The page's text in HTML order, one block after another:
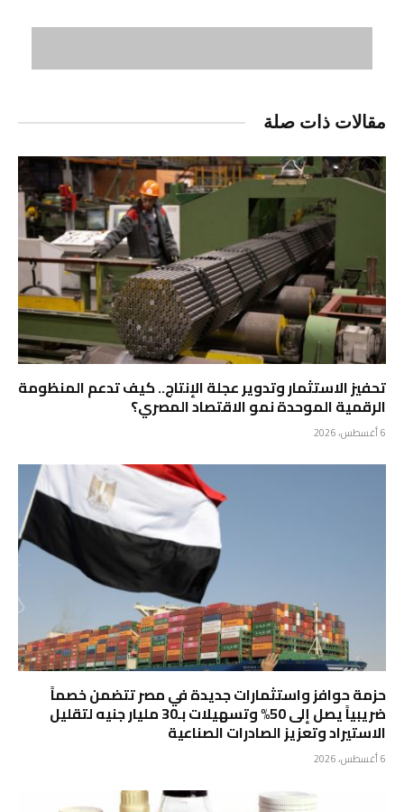
مقالات ذات صلة
تحفيز الاستثمار وتدوير عجلة الإنتاج.. كيف تدعم المنظومة
الرقمية الموحدة نمو الاقتصاد المصري؟
6 أغسطس، 2026
حزمة حوافز واستثمارات جديدة في مصر تتضمن خصماً
ضريبياً يصل إلى 50% وتسهيلات بـ30 مليار جنيه لتقليل
الاستيراد وتعزيز الصادرات الصناعية
6 أغسطس، 2026